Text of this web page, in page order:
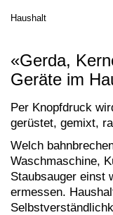
Haushalt
«Gerda,
Geräte im
Per Knopfdruck
gerüstet, gemixt,
Welch
Waschmaschine,
Staubsauger einst
ermessen.